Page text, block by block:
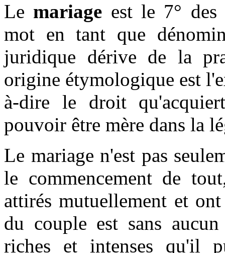
Le mariage est le 7° des
mot en tant que
juridique dérive de la
origine étymologique est
à-dire le droit
pouvoir être mère dans la
Le mariage n'est pas
le commencement de
attirés mutuellement et
du couple est sans
riches et intenses qu'il